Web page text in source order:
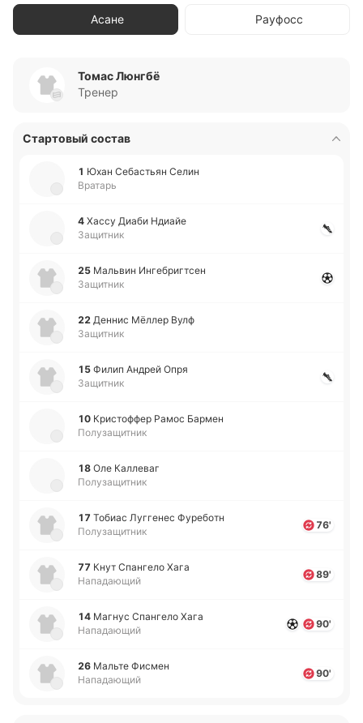
Асане Рауфосс
Томас Люнгбё
Тренер
Стартовый состав
1 Юхан Се­ба­стьян Селин
Вратарь
4 Хассу Диаби Ндиайе
Защитник
25 Ма­львин Инге­бри­гтсен
Защитник
22 Деннис Мёллер Вулф
Защитник
15 Филип Андрей Опря
Защитник
10 Кри­сто­ффер Рамос Бармен
Полузащитник
18 Оле Ка­лле­ваг
Полузащитник
17 Тобиас Лу­гге­нес Фу­ре­ботн
Полузащитник
76'
77 Кнут Спа­нге­ло Хага
Нападающий
89'
14 Магнус Спа­нге­ло Хага
Нападающий
90'
26 Мальте Фисмен
Нападающий
90'